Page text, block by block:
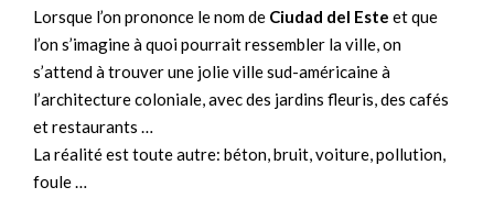
Lorsque l’on prononce le nom de Ciudad del Este et que
l’on s’imagine à quoi pourrait ressembler la ville, on
s’attend à trouver une jolie ville sud-américaine à
l’architecture coloniale, avec des jardins fleuris, des cafés
et restaurants …
La réalité est toute autre: béton, bruit, voiture, pollution,
foule …